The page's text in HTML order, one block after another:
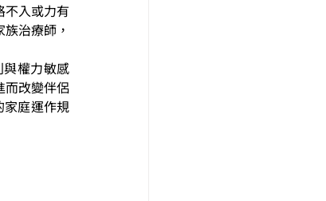
入或力有
治療師，
權力敏感
而改變伴侶
庭運作規